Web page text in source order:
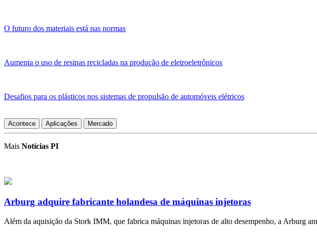
O futuro dos materiais está nas normas
Aumenta o uso de resinas recicladas na produção de eletroeletrônicos
Desafios para os plásticos nos sistemas de propulsão de automóveis elétricos
Acontece Aplicações Mercado
Mais Notícias PI
Arburg adquire fabricante holandesa de máquinas injetoras
Além da aquisição da Stork IMM, que fabrica máquinas injetoras de alto desempenho, a Arburg